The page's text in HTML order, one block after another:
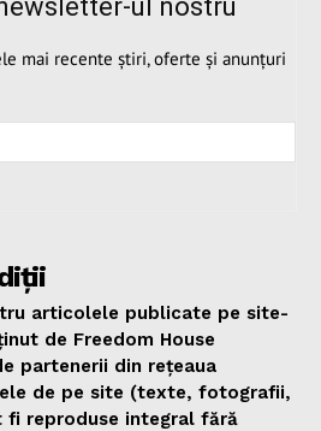
ul nostru
mai recente știri, oferte și anunțuri
articolele publicate pe site-
de Freedom House
partenerii din rețeaua
de pe site (texte, fotografii,
fi reproduse integral fără